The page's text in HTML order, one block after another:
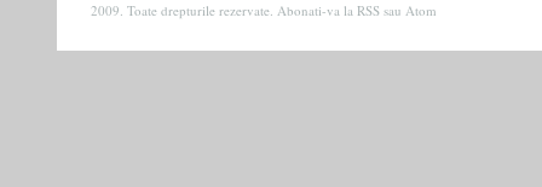
2009. Toate drepturile rezervate. Abonati-va la RSS sau Atom